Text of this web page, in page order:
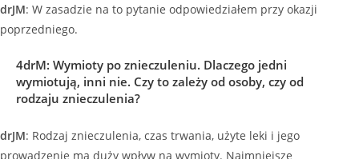
drJM: W zasadzie na to pytanie odpowiedziałem przy okazji
poprzedniego.
4drM: Wymioty po znieczuleniu. Dlaczego jedni
wymiotują, inni nie. Czy to zależy od osoby, czy od
rodzaju znieczulenia?
drJM: Rodzaj znieczulenia, czas trwania, użyte leki i jego
prowadzenie ma duży wpływ na wymioty. Najmniejsze